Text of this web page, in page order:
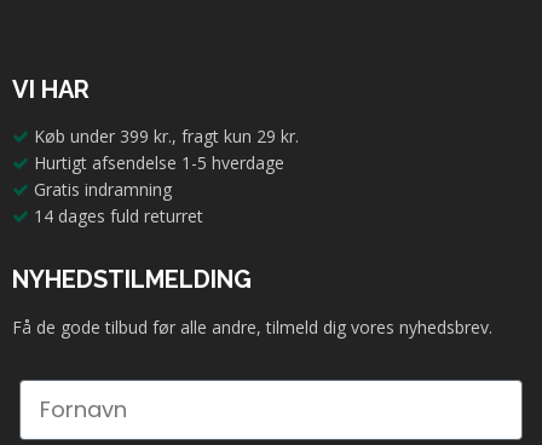
VI HAR
Køb under 399 kr., fragt kun 29 kr.
Hurtigt afsendelse 1-5 hverdage
Gratis indramning
14 dages fuld returret
NYHEDSTILMELDING
Få de gode tilbud før alle andre, tilmeld dig vores nyhedsbrev.